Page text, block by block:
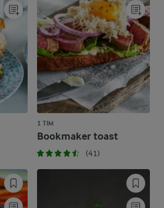
1 TIM
Bookmaker toast
(41)